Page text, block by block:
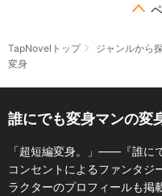
TapNovelトップ ジャンルから
変身
誰にでも変身マンの変
「超短編変身。」――『誰に
コンセントによるファンタジ
ラクターのプロフィールも掲